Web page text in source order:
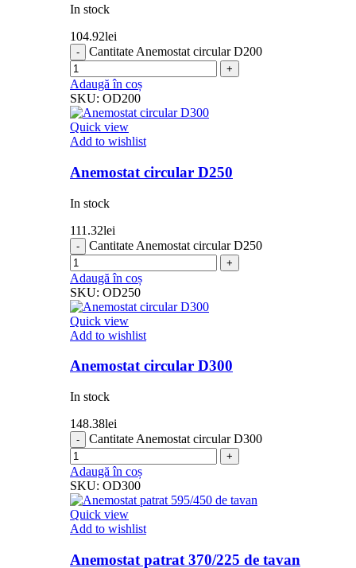
In stock
104.92lei
Cantitate Anemostat circular D200
Adaugă în coș
SKU: OD200
Quick view
Add to wishlist
Anemostat circular D250
In stock
111.32lei
Cantitate Anemostat circular D250
Adaugă în coș
SKU: OD250
Quick view
Add to wishlist
Anemostat circular D300
In stock
148.38lei
Cantitate Anemostat circular D300
Adaugă în coș
SKU: OD300
Quick view
Add to wishlist
Anemostat patrat 370/225 de tavan